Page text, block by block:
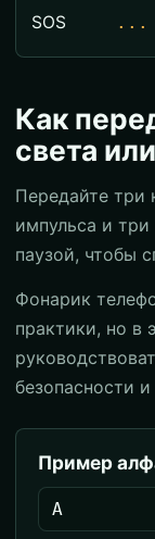
SOS ...
Как
света
Передайте три
импульса и
паузой, чтобы
Фонарик
практики, но в
безопасности
Пример
A